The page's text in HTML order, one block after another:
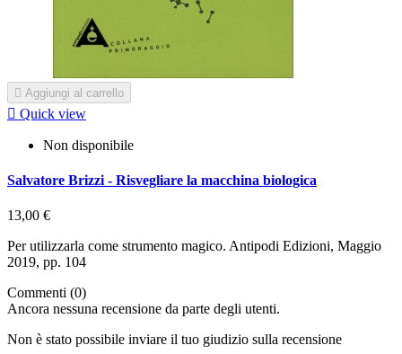
 Aggiungi al carrello
 Quick view
Non disponibile
Salvatore Brizzi - Risvegliare la macchina biologica
13,00 €
Per utilizzarla come strumento magico. Antipodi Edizioni, Maggio
2019, pp. 104
Commenti (0)
Ancora nessuna recensione da parte degli utenti.
Non è stato possibile inviare il tuo giudizio sulla recensione